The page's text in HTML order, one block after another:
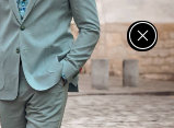
zomerse items!